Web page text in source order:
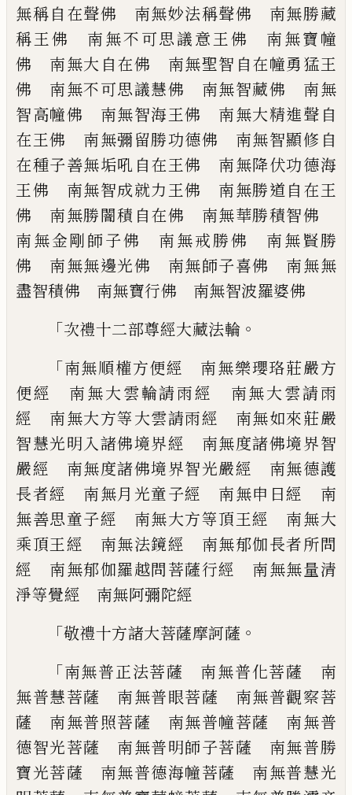
無稱自在聲佛 南無妙法稱聲佛 南無勝藏
稱王佛 南無不可思議意王佛 南無寶幢
佛 南無大自在佛 南無聖智自在幢勇猛王
佛 南無不可思議慧佛 南無智藏佛 南無
智高幢佛 南無智海王佛 南無大精進聲自
在王佛 南無彌留勝功德佛 南無智顯修自
在種子善無垢吼自在王佛 南無降伏功德海
王佛 南無智成就力王佛 南無勝道自在王
佛 南無勝闇積自在佛 南無華勝積智佛
南無金剛師子佛 南無戒勝佛 南無賢勝
佛 南無無邊光佛 南無師子喜佛 南無無
盡智積佛 南無寶行佛 南無智波羅婆佛
「次禮十二部尊經大藏法輪 。
「南無順權方便經 南無樂瓔珞莊嚴方
便經
南無大雲輪請雨經 南無大雲請雨
經 南無大方等大雲請雨經 南無如來莊嚴
智慧光明入諸佛境界經 南無度諸佛境界智
嚴經 南無度諸佛境界智光嚴經 南無德護
長者經 南無月光童子經 南無申日經
南
無善思童子經 南無大方等頂王經 南無大
乘頂王經 南無法鏡經 南無郁伽長者所問
經 南無郁伽羅越問菩薩行經 南無無量清
淨等覺經 南無阿彌陀經
「敬禮十方諸大菩薩摩訶薩 。
「南無普正法菩薩 南無普化菩薩 南
無普慧菩薩 南無普眼菩薩 南無普觀察菩
薩 南無普照菩薩 南無普幢菩薩 南無普
德智光菩薩 南無普明師子菩薩 南無普勝
寶光菩薩 南無普德海幢菩薩 南無普慧光